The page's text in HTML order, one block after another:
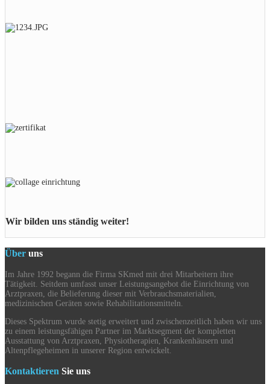
Wir bilden uns ständig weiter!
Über uns
Im Jahre 1992 begann die Firma SKmed mit drei Mitarbeitern ihre
Tätigkeit. Seitdem umfasst unser Leistungsangebot die Einrichtung von
Arztpraxen, die Belieferung dieser mit Verbrauchsmaterialien,
medizinischen Geräten sowie Rehabilitationsmitteln.
Dieses Spektrum wurde stetig erweitert und zwischenzeitlich haben wir uns
zu einem leistungsfähigen Partner im Marktsegment der kompletten
Ausstattung von Arztpraxen, Physiotherapien, Krankenhäusern und
Altenpflegeheimen in unserer Region entwickelt.
Kontaktieren Sie uns